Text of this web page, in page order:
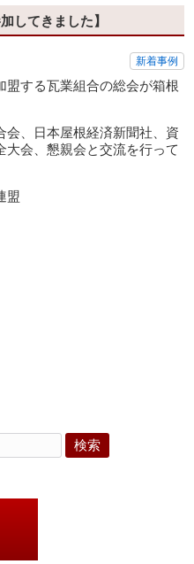
してきました】
新着事例
盟する瓦業組合の総会が箱根
会、日本屋根経済新聞社、資
会、懇親会と交流を行って
盟